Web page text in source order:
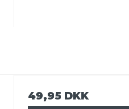
49,95 DKK